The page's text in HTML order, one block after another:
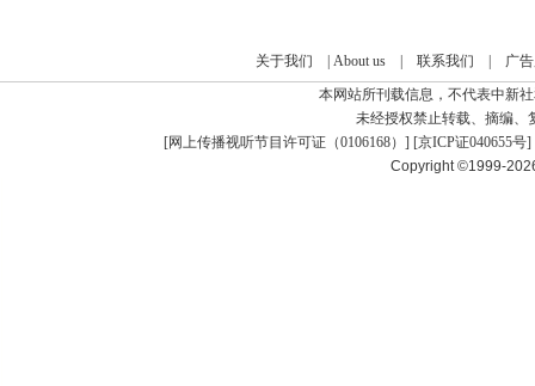
关于我们 | About us| 联系我们 |
广
本网站所刊载信息，不代表中新
未经授权禁止转载、摘编、
[网上传播视听节目许可证（0106168） ] [京ICP证040655号]
Copyright ©1999-